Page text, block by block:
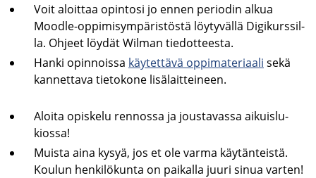
Voit aloit­taa opin­to­si jo ennen pe­rio­din alkua
Moodle-​oppimisympäristöstä löy­ty­väl­lä Di­gi­kurs­sil­
la. Oh­jeet löy­dät Wilman tie­dot­tees­ta.
Hanki opin­nois­sa käy­tet­tä­vä op­pi­ma­te­ri­aa­li sekä
kan­net­ta­va tie­to­ko­ne li­sä­lait­tei­neen.
Aloi­ta opis­ke­lu ren­nos­sa ja jous­ta­vas­sa ai­kuis­lu­
kios­sa!
Muis­ta aina kysyä, jos et ole varma käy­tän­teis­tä.
Kou­lun hen­ki­lö­kun­ta on pai­kal­la juuri sinua var­ten!